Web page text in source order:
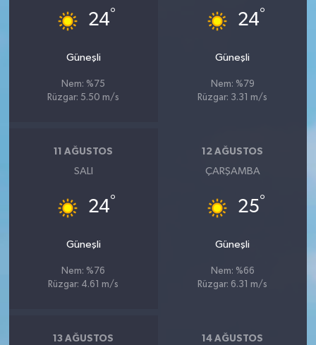
24°
Güneşli
Nem: %75
Rüzgar: 5.50 m/s
24°
Güneşli
Nem: %79
Rüzgar: 3.31 m/s
11 AĞUSTOS
SALI
24°
Güneşli
Nem: %76
Rüzgar: 4.61 m/s
12 AĞUSTOS
ÇARŞAMBA
25°
Güneşli
Nem: %66
Rüzgar: 6.31 m/s
13 AĞUSTOS 14 AĞUSTOS